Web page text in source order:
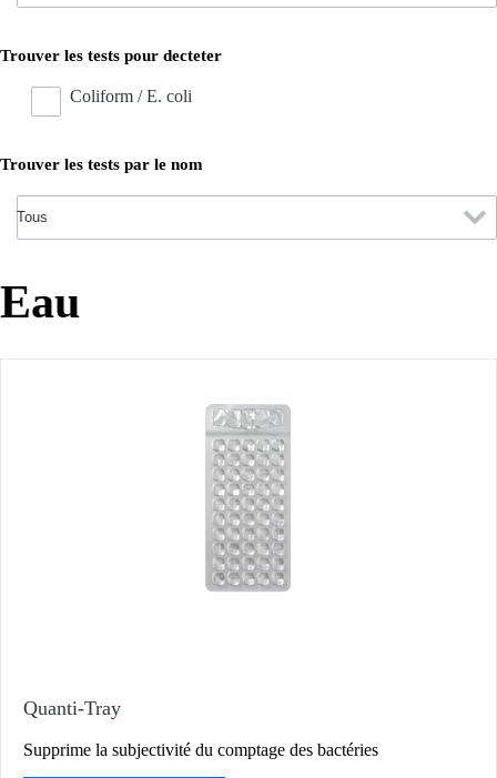
Trouver les tests pour decteter
Coliform / E. coli
Trouver les tests par le nom
Eau
Quanti-Tray
Supprime la subjectivité du comptage des bactéries